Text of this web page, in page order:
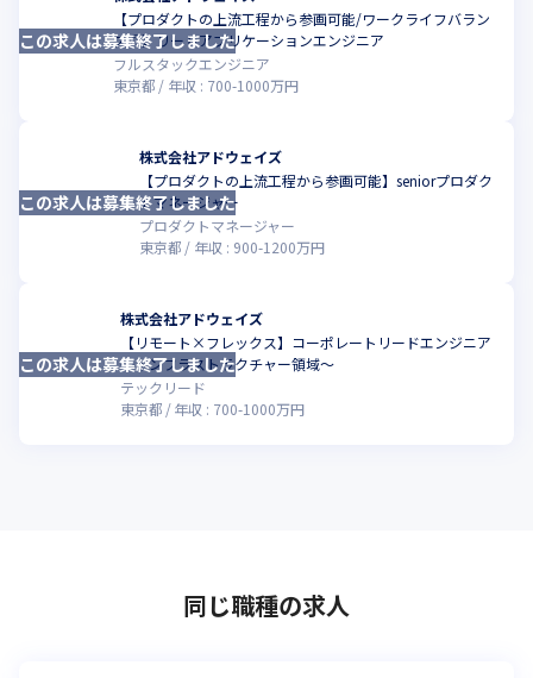
【プロダクトの上流工程から参画可能/ワークライフバラン
ス◎】リードアプリケーションエンジニア
フルスタックエンジニア
東京都
年収 : 700-1000万円
この求人は募集終了しました
株式会社アドウェイズ
【プロダクトの上流工程から参画可能】seniorプロダク
トマネージャー
プロダクトマネージャー
東京都
年収 : 900-1200万円
この求人は募集終了しました
株式会社アドウェイズ
【リモート×フレックス】コーポレートリードエンジニア
～インフラストラクチャー領域～
テックリード
東京都
年収 : 700-1000万円
この求人は募集終了しました
同じ職種の求人